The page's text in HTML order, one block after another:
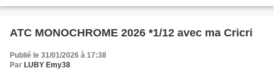
ATC MONOCHROME 2026 *1/12 avec ma Cricri
Publié le 31/01/2026 à 17:38
Par LUBY Emy38